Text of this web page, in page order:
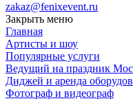
zakaz@fenixevent.ru
Закрыть меню
Главная
Артисты и шоу
Популярные услуги
Ведущий на праздник
Диджей и аренда
Фотограф и видеограф